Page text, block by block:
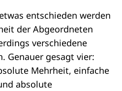
etwas entschieden werden
der Abgeordneten
verschiedene
Genauer gesagt vier:
Mehrheit, einfache
absolute